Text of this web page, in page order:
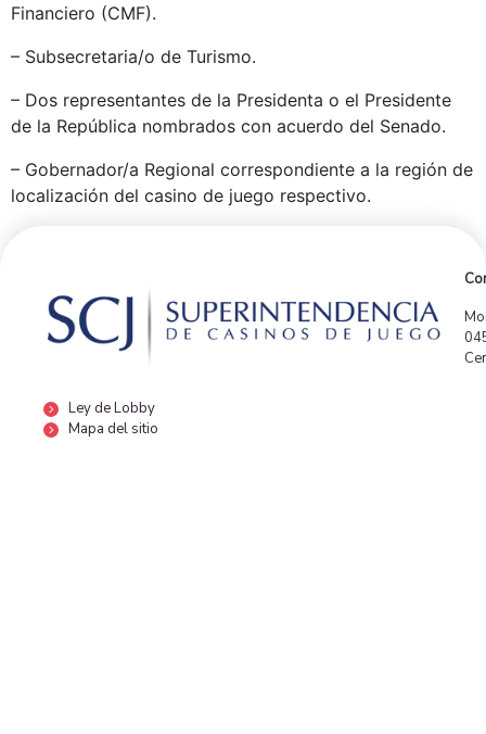
Financiero (CMF).
– Subsecretaria/o de Turismo.
– Dos representantes de la Presidenta o el Presidente
de la República nombrados con acuerdo del Senado.
– Gobernador/a Regional correspondiente a la región de
localización del casino de juego respectivo.
Ley de Lobby
Mapa del sitio